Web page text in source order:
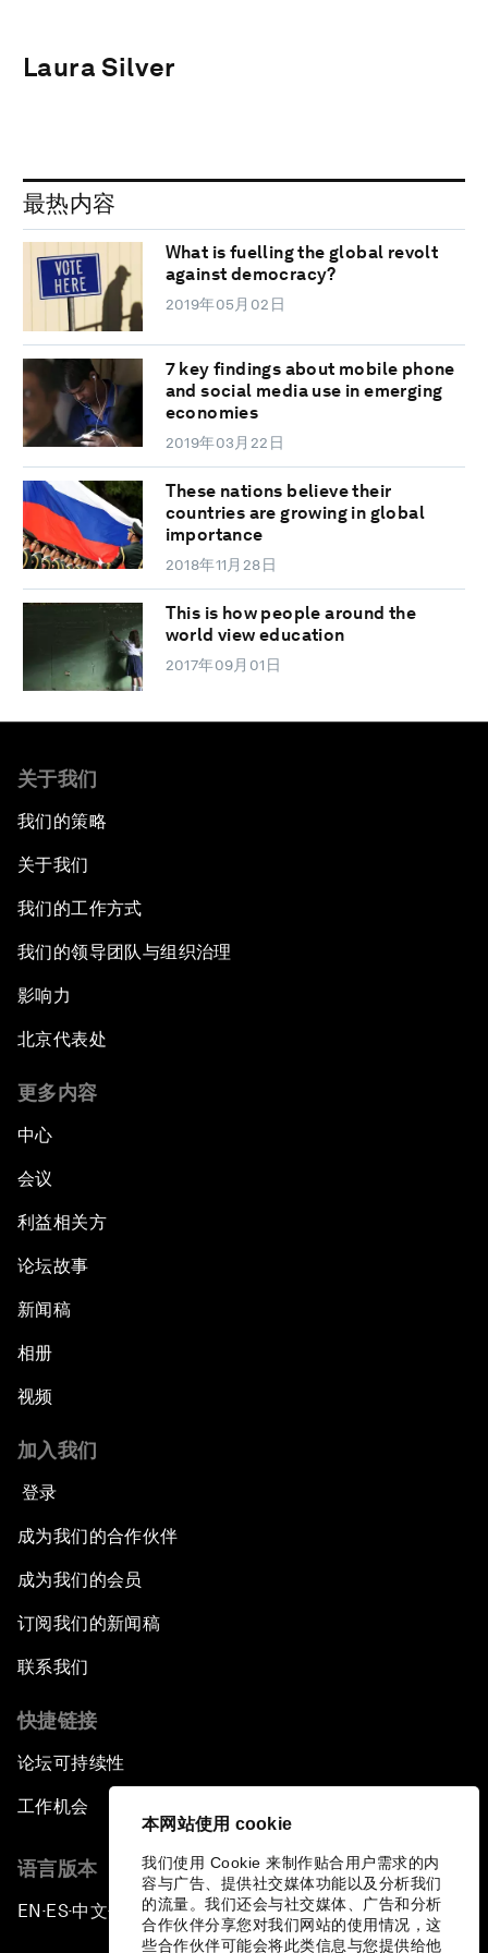
本网站使用 cookie
我们使用 Cookie 来制作贴合用户需求的内
容与广告、提供社交媒体功能以及分析我们
的流量。我们还会与社交媒体、广告和分析
合作伙伴分享您对我们网站的使用情况，这
些合作伙伴可能会将此类信息与您提供给他
Laura Silver
最热内容
What is fuelling the global revolt
against democracy?
2019年05月02日
7 key findings about mobile phone
and social media use in emerging
economies
2019年03月22日
These nations believe their
countries are growing in global
importance
2018年11月28日
This is how people around the
world view education
2017年09月01日
关于我们
我们的策略
关于我们
我们的工作方式
我们的领导团队与组织治理
影响力
北京代表处
更多内容
中心
会议
利益相关方
论坛故事
新闻稿
相册
视频
加入我们
登录
成为我们的合作伙伴
成为我们的会员
订阅我们的新闻稿
联系我们
快捷链接
论坛可持续性
工作机会
语言版本
EN ▪ES▪中文▪ 日本語